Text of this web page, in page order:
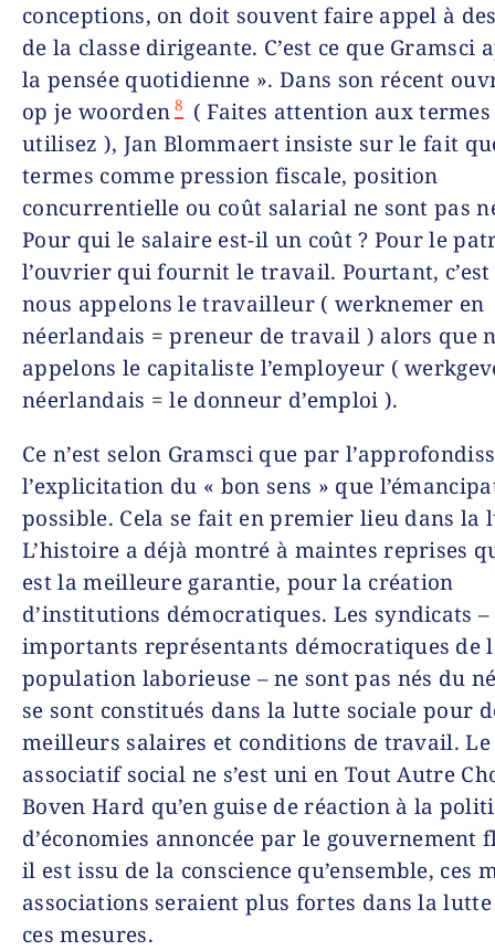
conceptions, on doit souvent faire appel à
de la classe dirigeante. C’est ce que Gramsci
la pensée quotidienne ». Dans son récent
op je woorden 8
( Faites attention aux
utilisez ), Jan Blommaert insiste sur le fait
termes comme pression fiscale, position
concurrentielle ou coût salarial ne sont pas
Pour qui le salaire est-il un coût ? Pour le
l’ouvrier qui fournit le travail. Pourtant,
nous appelons le travailleur ( werknemer en
néerlandais = preneur de travail ) alors que
appelons le capitaliste l’employeur (
néerlandais = le donneur d’emploi ).
Ce n’est selon Gramsci que par
l’explicitation du « bon sens » que
possible. Cela se fait en premier lieu dans la
L’histoire a déjà montré à maintes reprises
est la meilleure garantie, pour la création
d’institutions démocratiques. Les syndicats
importants représentants démocratiques de
population laborieuse – ne sont pas nés du
se sont constitués dans la lutte sociale pour
meilleurs salaires et conditions de travail.
associatif social ne s’est uni en Tout Autre
Boven Hard qu’en guise de réaction à la
d’économies annoncée par le gouvernement
il est issu de la conscience qu’ensemble, ces
associations seraient plus fortes dans la
ces mesures.